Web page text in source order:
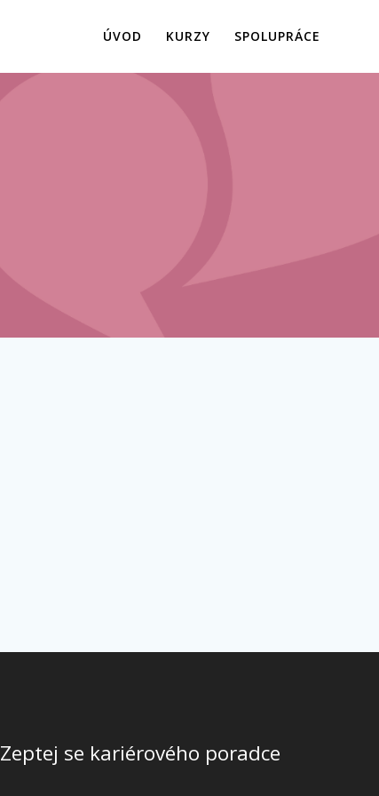
ÚVOD KURZY SPOLUPRÁCE
Zeptej se kariérového poradce